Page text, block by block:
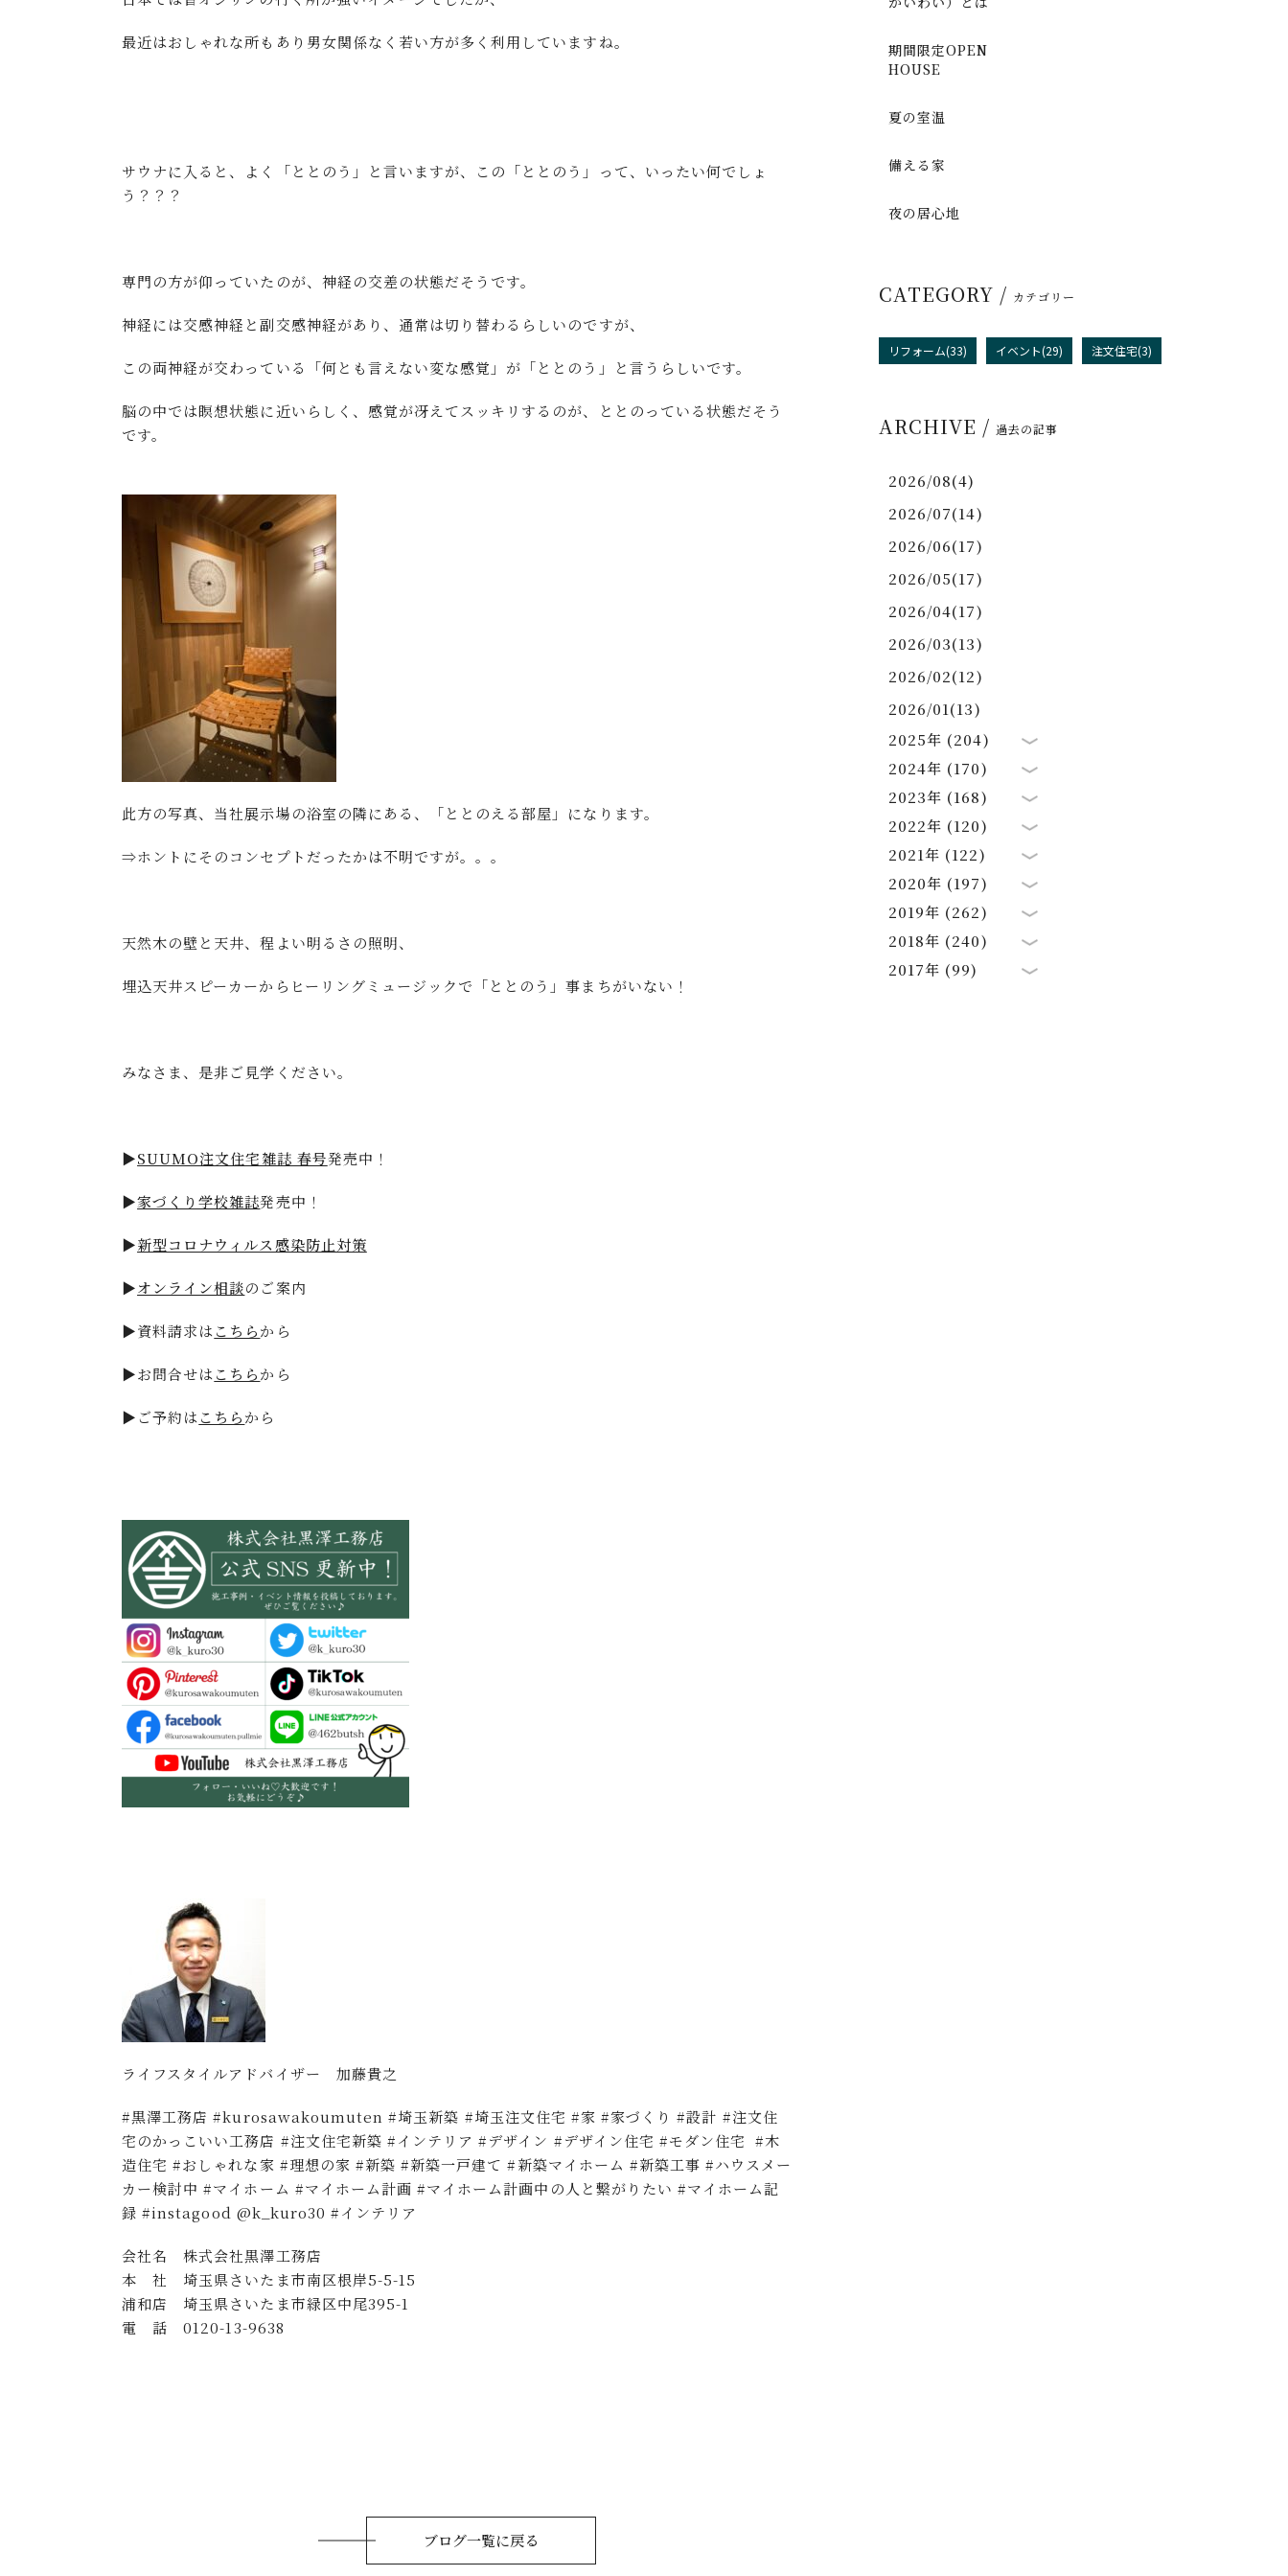
最近はおしゃれな所もあり男女関係なく若い方が多く利用していますね。
サウナに入ると、よく「ととのう」と言いますが、この「ととのう」って、いったい何でしょ
う？？？
専門の方が仰っていたのが、神経の交差の状態だそうです。
神経には交感神経と副交感神経があり、通常は切り替わるらしいのですが、
この両神経が交わっている「何とも言えない変な感覚」が「ととのう」と言うらしいです。
脳の中では瞑想状態に近いらしく、感覚が冴えてスッキリするのが、ととのっている状態だそう
です。
此方の写真、当社展示場の浴室の隣にある、「ととのえる部屋」になります。
⇒ホントにそのコンセプトだったかは不明ですが。。。
天然木の壁と天井、程よい明るさの照明、
埋込天井スピーカーからヒーリングミュージックで「ととのう」事まちがいない！
みなさま、是非ご見学ください。
▶SUUMO注文住宅雑誌 春号発売中！
▶家づくり学校雑誌発売中！
▶新型コロナウィルス感染防止対策
▶オンライン相談のご案内
▶資料請求はこちらから
▶お問合せはこちらから
▶ご予約はこちらから
ライフスタイルアドバイザー 加藤貴之
#黒澤工務店 #kurosawakoumuten #埼玉新築 #埼玉注文住宅 #家 #家づくり #設計 #注文住
宅のかっこいい工務店 #注文住宅新築 #インテリア #デザイン #デザイン住宅 #モダン住宅 #木
造住宅 #おしゃれな家 #理想の家 #新築 #新築一戸建て #新築マイホーム #新築工事 #ハウスメー
カー検討中 #マイホーム #マイホーム計画 #マイホーム計画中の人と繋がりたい #マイホーム記
録 #instagood @k_kuro30 #インテリア
会社名 株式会社黒澤工務店
本 社 埼玉県さいたま市南区根岸5-5-15
浦和店 埼玉県さいたま市緑区中尾395-1
電 話 0120-13-9638
ブログ一覧に戻る
期間限定OPEN
HOUSE
夏の室温
備える家
夜の居心地
CATEGORY / カテゴリー
リフォーム(33) イベント(29) 注文住宅(3)
ARCHIVE / 過去の記事
2026/08(4)
2026/07(14)
2026/06(17)
2026/05(17)
2026/04(17)
2026/03(13)
2026/02(12)
2026/01(13)
2025年 (204)
2024年 (170)
2023年 (168)
2022年 (120)
2021年 (122)
2020年 (197)
2019年 (262)
2018年 (240)
2017年 (99)